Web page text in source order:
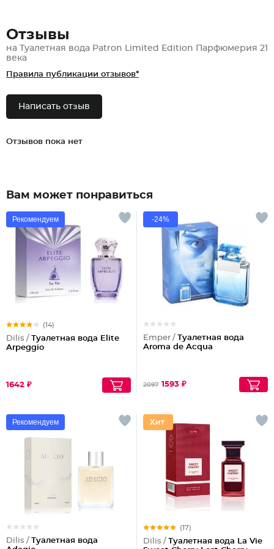
Отзывы
на Туалетная вода Patron Limited Edition Парфюмерия 21
века
Правила публикации отзывов*
Написать отзыв
Отзывов пока нет
Вам может понравиться
Рекомендуем
(14)
Dilis / Туалетная вода Elite
Arpeggio
1642 ₽
-24%
Emper / Туалетная вода
Aroma de Acqua
2097 1593 ₽
Рекомендуем
Dilis / Туалетная вода
(17)
Dilis / Туалетная вода La Vie